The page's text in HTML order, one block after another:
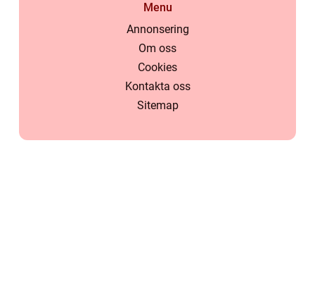
Menu
Annonsering
Om oss
Cookies
Kontakta oss
Sitemap